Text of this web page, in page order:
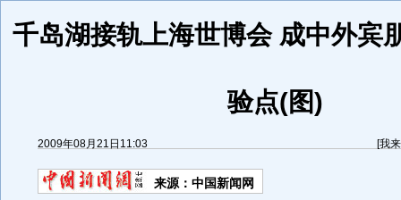
千岛湖接轨上海世博会 成中外宾
验点(图)
2009年08月21日11:03 [我
来源： 中国新闻网